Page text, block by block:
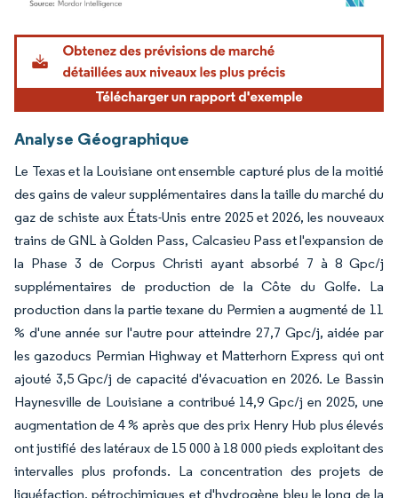
Image © Mordor Intelligence. La réutilisation nécessite une attribution sous CC BY
Analyse Géographique
Le Texas et la Louisiane ont ensemble capturé plus de la moitié
des gains de valeur supplémentaires dans la taille du marché du
gaz de schiste aux États-Unis entre 2025 et 2026, les nouveaux
trains de GNL à Golden Pass, Calcasieu Pass et l'expansion de
la Phase 3 de Corpus Christi ayant absorbé 7 à 8 Gpc/j
supplémentaires de production de la Côte du Golfe. La
production dans la partie texane du Permien a augmenté de 11
% d'une année sur l'autre pour atteindre 27,7 Gpc/j, aidée par
les gazoducs Permian Highway et Matterhorn Express qui ont
ajouté 3,5 Gpc/j de capacité d'évacuation en 2026. Le Bassin
Haynesville de Louisiane a contribué 14,9 Gpc/j en 2025, une
augmentation de 4 % après que des prix Henry Hub plus élevés
ont justifié des latéraux de 15 000 à 18 000 pieds exploitant des
intervalles plus profonds. La concentration des projets de
liquéfaction, pétrochimiques et d'hydrogène bleu le long de la